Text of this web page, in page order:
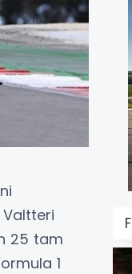
Valtteri
25 tam
1